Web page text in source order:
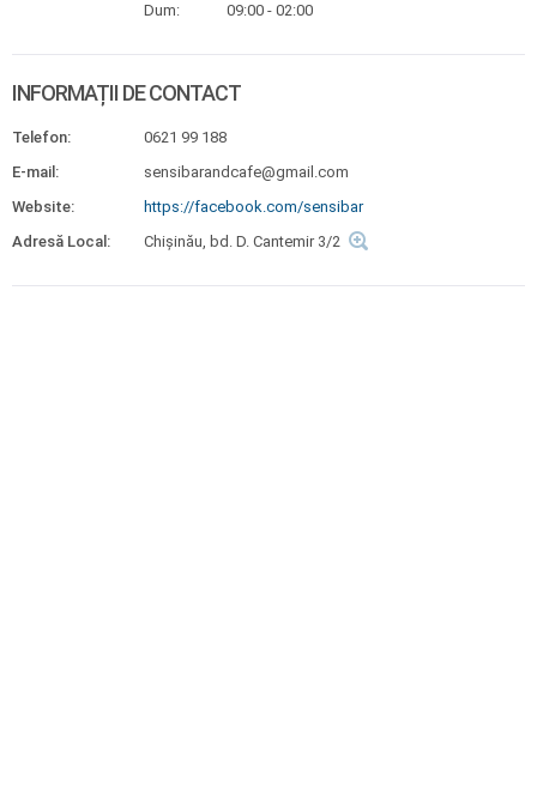
Dum:
09:00 - 02:00
INFORMAȚII DE CONTACT
Telefon:
0621 99 188
E-mail:
sensibarandcafe@gmail.com
Website:
https://facebook.com/sensibar
Adresă Local:
Chişinău, bd. D. Cantemir 3/2